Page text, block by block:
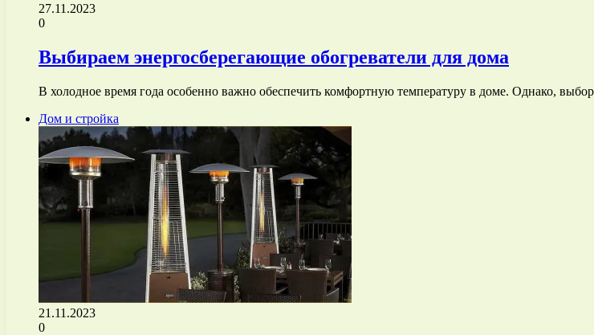
27.11.2023
0
Выбираем энергосберегающие обогреватели для дома
В холодное время года особенно важно обеспечить комфортную температуру в доме. Однако,
Дом и стройка
21.11.2023
0